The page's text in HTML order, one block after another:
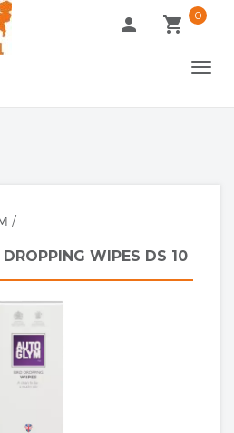
local_grocery_store 0
person
/
WIPES DS 10